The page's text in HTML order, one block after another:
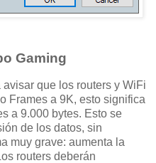
Gaming
que los routers y WiFi
Frames a 9K, esto significa
a 9.000 bytes. Esto se
de los datos, sin
muy grave: aumenta la
routers deberán